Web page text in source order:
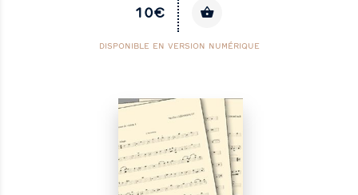
10€
DISPONIBLE EN VERSION NUMÉRIQUE